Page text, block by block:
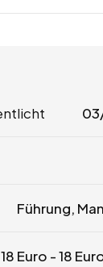
Führung,
18 Euro -18